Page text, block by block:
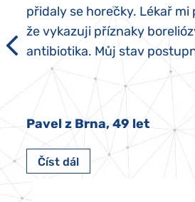
přidaly se horečky. Lékař mi
že vykazuji příznaky
antibiotika. Můj stav
Pavel z Brna, 49 let
Číst dál